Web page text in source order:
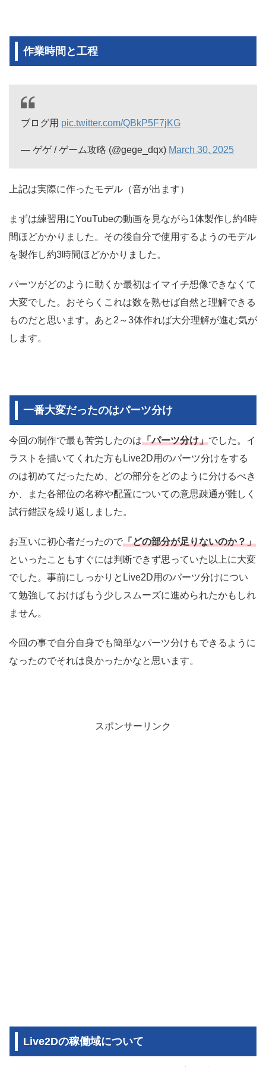
作業時間と工程
ブログ用 pic.twitter.com/QBkP5F7jKG
— ゲゲ / ゲーム攻略 (@gege_dqx) March 30, 2025
上記は実際に作ったモデル（音が出ます）
まずは練習用にYouTubeの動画を見ながら1体製作し約4時
間ほどかかりました。その後自分で使用するようのモデル
を製作し約3時間ほどかかりました。
パーツがどのように動くか最初はイマイチ想像できなくて
大変でした。おそらくこれは数を熟せば自然と理解できる
ものだと思います。あと2～3体作れば大分理解が進む気が
します。
一番大変だったのはパーツ分け
今回の制作で最も苦労したのは「パーツ分け」でした。イ
ラストを描いてくれた方もLive2D用のパーツ分けをする
のは初めてだったため、どの部分をどのように分けるべき
か、また各部位の名称や配置についての意思疎通が難しく
試行錯誤を繰り返しました。
お互いに初心者だったので「どの部分が足りないのか？」
といったこともすぐには判断できず思っていた以上に大変
でした。事前にしっかりとLive2D用のパーツ分けについ
て勉強しておけばもう少しスムーズに進められたかもしれ
ません。
今回の事で自分自身でも簡単なパーツ分けもできるように
なったのでそれは良かったかなと思います。
スポンサーリンク
Live2Dの稼働域について